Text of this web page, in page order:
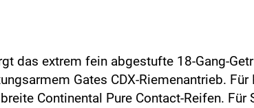
das extrem fein abgestufte 18-Gang-
Gates CDX-Riemenantrieb.
Continental Pure Contact-Reifen.